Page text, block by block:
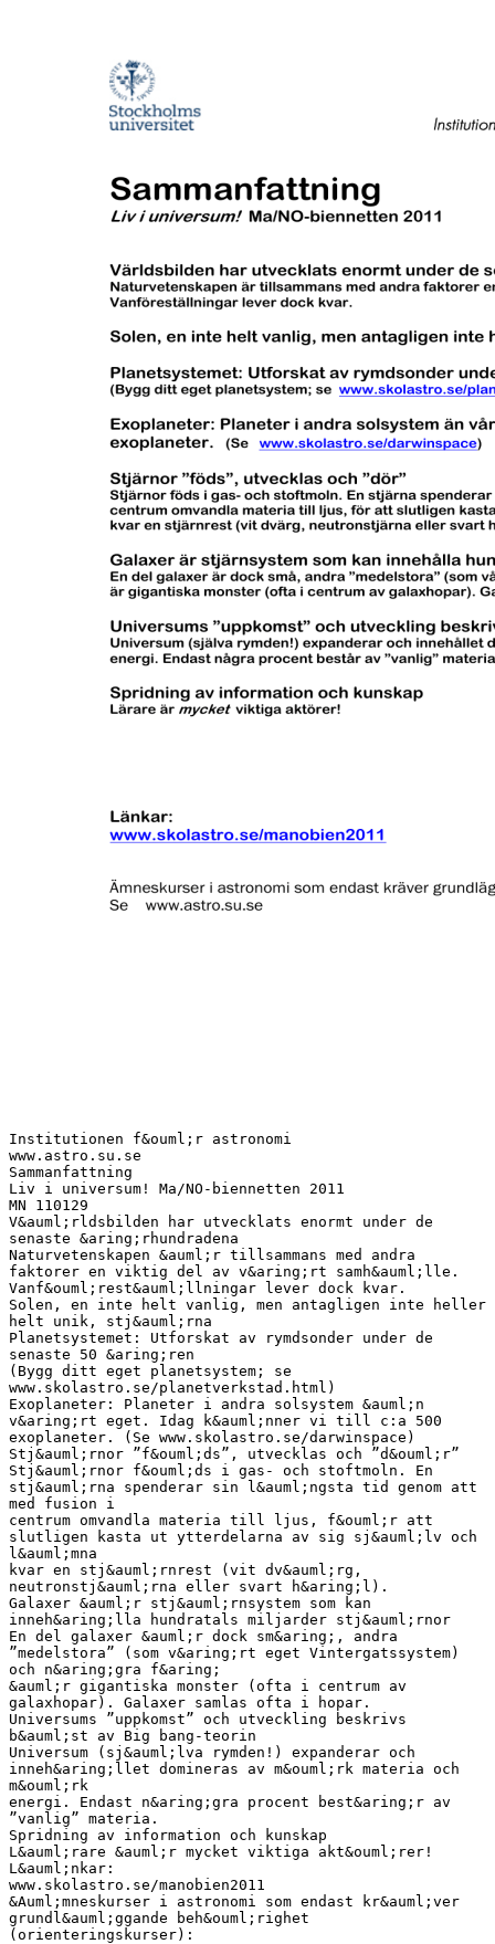
Institutionen f&ouml;r astronomi
www.astro.su.se
Sammanfattning
Liv i universum! Ma/NO-biennetten 2011
MN 110129
V&auml;rldsbilden har utvecklats enormt under de
senaste &aring;rhundradena
Naturvetenskapen &auml;r tillsammans med andra
faktorer en viktig del av v&aring;rt samh&auml;lle.
Vanf&ouml;rest&auml;llningar lever dock kvar.
Solen, en inte helt vanlig, men antagligen inte heller
helt unik, stj&auml;rna
Planetsystemet: Utforskat av rymdsonder under de
senaste 50 &aring;ren
(Bygg ditt eget planetsystem; se
www.skolastro.se/planetverkstad.html)
Exoplaneter: Planeter i andra solsystem &auml;n
v&aring;rt eget. Idag k&auml;nner vi till c:a 500
exoplaneter. (Se www.skolastro.se/darwinspace)
Stj&auml;rnor ”f&ouml;ds”, utvecklas och ”d&ouml;r”
Stj&auml;rnor f&ouml;ds i gas- och stoftmoln. En
stj&auml;rna spenderar sin l&auml;ngsta tid genom att
med fusion i
centrum omvandla materia till ljus, f&ouml;r att
slutligen kasta ut ytterdelarna av sig sj&auml;lv och
l&auml;mna
kvar en stj&auml;rnrest (vit dv&auml;rg,
neutronstj&auml;rna eller svart h&aring;l).
Galaxer &auml;r stj&auml;rnsystem som kan
inneh&aring;lla hundratals miljarder stj&auml;rnor
En del galaxer &auml;r dock sm&aring;, andra
”medelstora” (som v&aring;rt eget Vintergatssystem)
och n&aring;gra f&aring;
&auml;r gigantiska monster (ofta i centrum av
galaxhopar). Galaxer samlas ofta i hopar.
Universums ”uppkomst” och utveckling beskrivs
b&auml;st av Big bang-teorin
Universum (sj&auml;lva rymden!) expanderar och
inneh&aring;llet domineras av m&ouml;rk materia och
m&ouml;rk
energi. Endast n&aring;gra procent best&aring;r av
”vanlig” materia.
Spridning av information och kunskap
L&auml;rare &auml;r mycket viktiga akt&ouml;rer!
L&auml;nkar:
www.skolastro.se/manobien2011
&Auml;mneskurser i astronomi som endast kr&auml;ver
grundl&auml;ggande beh&ouml;righet
(orienteringskurser):